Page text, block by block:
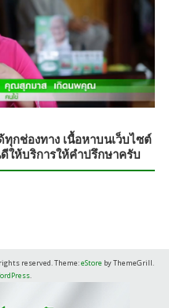
กช่องทาง เนื้อหาบนเว็บไซต์
ให้บริการให้คำปรึกษาครับ
reserved. Theme:eStore by ThemeGrill.
.